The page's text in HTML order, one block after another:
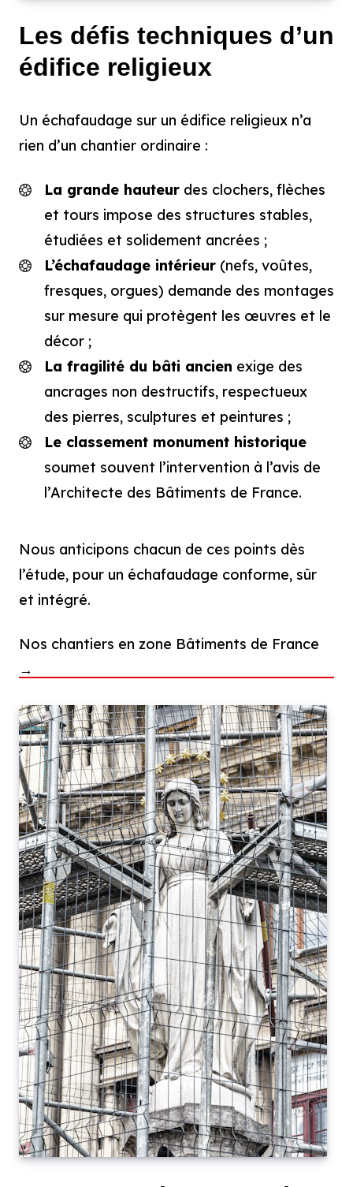
Les défis techniques d’un
édifice religieux
Un échafaudage sur un édifice religieux n’a
rien d’un chantier ordinaire :
La grande hauteur des clochers, flèches
et tours impose des structures stables,
étudiées et solidement ancrées ;
L’échafaudage intérieur (nefs, voûtes,
fresques, orgues) demande des montages
sur mesure qui protègent les œuvres et le
décor ;
La fragilité du bâti ancien exige des
ancrages non destructifs, respectueux
des pierres, sculptures et peintures ;
Le classement monument historique
soumet souvent l’intervention à l’avis de
l’Architecte des Bâtiments de France.
Nous anticipons chacun de ces points dès
l’étude, pour un échafaudage conforme, sûr
et intégré.
Nos chantiers en zone Bâtiments de France
→